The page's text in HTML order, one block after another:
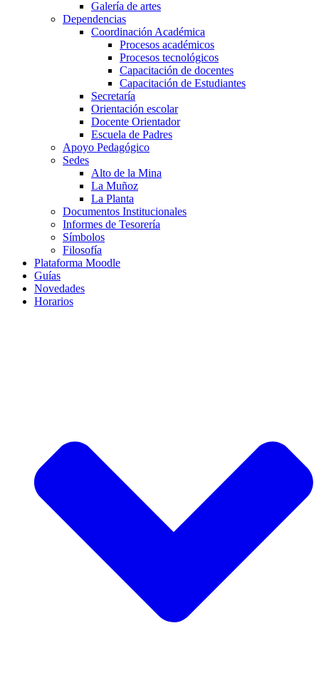
Galería de artes
Dependencias
Coordinación Académica
Procesos académicos
Procesos tecnológicos
Capacitación de docentes
Capacitación de Estudiantes
Secretaría
Orientación escolar
Docente Orientador
Escuela de Padres
Apoyo Pedagógico
Sedes
Alto de la Mina
La Muñoz
La Planta
Documentos Institucionales
Informes de Tesorería
Símbolos
Filosofía
Plataforma Moodle
Guías
Novedades
Horarios